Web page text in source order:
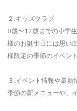
２.キッズクラブ
0歳〜12歳までの小学
様のお誕生日には思い
様限定の季節のイベン
３.イベント情報や最新
季節の新メニューや、